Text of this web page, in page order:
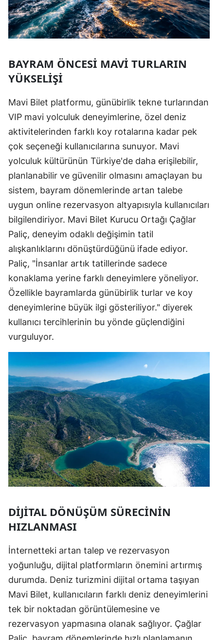
BAYRAM ÖNCESI MAVI TURLARIN
YÜKSELIŞI
Mavi Bilet platformu, günübirlik tekne turlarından
VIP mavi yolculuk deneyimlerine, özel deniz
aktivitelerinden farklı koy rotalarına kadar pek
çok seçeneği kullanıcılarına sunuyor. Mavi
yolculuk kültürünün Türkiye'de daha erişilebilir,
planlanabilir ve güvenilir olmasını amaçlayan bu
sistem, bayram dönemlerinde artan talebe
uygun online rezervasyon altyapısıyla kullanıcıları
bilgilendiriyor. Mavi Bilet Kurucu Ortağı Çağlar
Paliç, deneyim odaklı değişimin tatil
alışkanlıklarını dönüştürdüğünü ifade ediyor.
Paliç, "İnsanlar artık tatillerinde sadece
konaklama yerine farklı deneyimlere yöneliyor.
Özellikle bayramlarda günübirlik turlar ve koy
deneyimlerine büyük ilgi gösteriliyor." diyerek
kullanıcı tercihlerinin bu yönde güçlendiğini
vurguluyor.
DIJITAL DÖNÜŞÜM SÜRECININ
HIZLANMASI
İnternetteki artan talep ve rezervasyon
yoğunluğu, dijital platformların önemini artırmış
durumda. Deniz turizmini dijital ortama taşıyan
Mavi Bilet, kullanıcıların farklı deniz deneyimlerini
tek bir noktadan görüntülemesine ve
rezervasyon yapmasına olanak sağlıyor. Çağlar